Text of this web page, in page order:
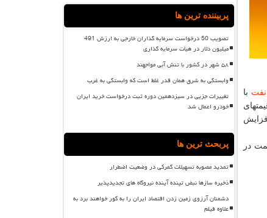
نفت با
در
پربیننده ترین ها
تصویب 50 درخواست سرمایه گذاران خارجی به ارزش 491
میلیون دلار در هیأت سرمایه گذاری
۵۸ شهر در کشور با تنش آبی مواجهند
وابستگی به شرق همان قدر غلط است که وابستگی به غرب
تغییرات جزیی در سیزدهمین دوره ثبت درخواست خرید ایران
خودرو اعمال شد
پربحث ترین ها
تمدید مصوبه تسهیلات گمرکی در وضعیت اضطرار
ذخیره سازها نبض تپنده آینده نیروگاه های تجدیدپذیر
دشمنان آرزوی زمین زدن اقتصاد ایران را به گور خواهند برد به
علاوه فیلم